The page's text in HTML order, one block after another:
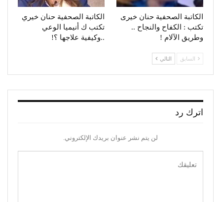
الكاتبة الصحفية حنان خيرى
تكتب : الكفاح والنجاح ..
وطريق الآلام !
الكاتبة الصحفية حنان خيري
تكتب ك أنيميا الوعي
..وكيفية علاجها ؟!
السابق التالي
اترك رد
لن يتم نشر عنوان بريدك الإلكتروني.